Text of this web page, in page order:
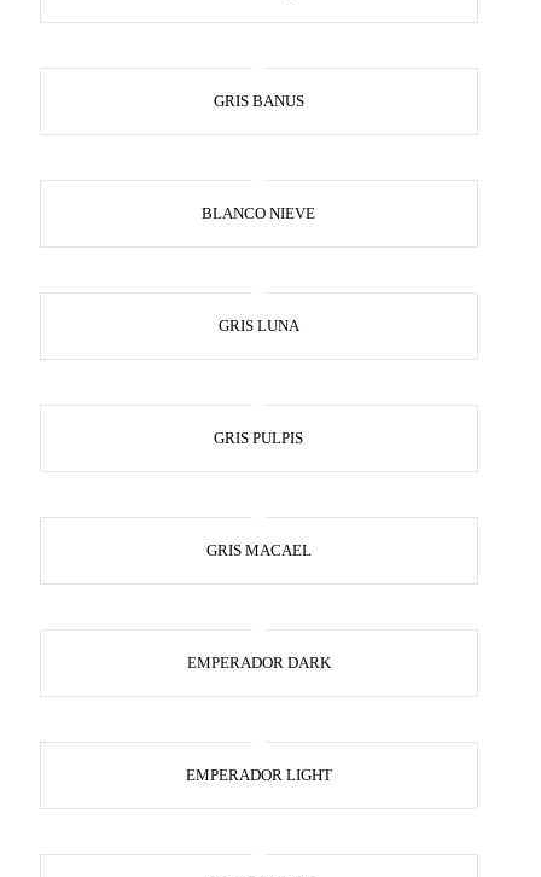
GRIS BANUS
BLANCO NIEVE
GRIS LUNA
GRIS PULPIS
GRIS MACAEL
EMPERADOR DARK
EMPERADOR LIGHT